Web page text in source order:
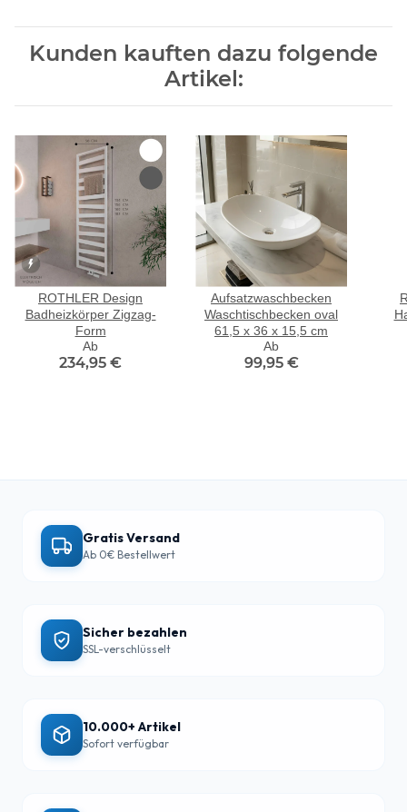
Kunden kauften dazu folgende
Artikel:
ROTHLER Design
Badheizkörper Zigzag-
Form
Ab
234,95 €
Aufsatzwaschbecken
Waschtischbecken oval
61,5 x 36 x 15,5 cm
Ab
99,95 €
Gratis Versand
Ab 0€ Bestellwert
Sicher bezahlen
SSL-verschlüsselt
10.000+ Artikel
Sofort verfügbar